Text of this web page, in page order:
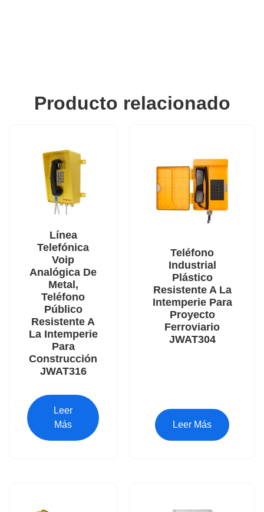
Producto relacionado
Línea
Telefónica
Voip
Analógica De
Metal,
Teléfono
Público
Resistente A
La Intemperie
Para
Construcción
JWAT316
Leer
Más
Teléfono
Industrial
Plástico
Resistente A La
Intemperie Para
Proyecto
Ferroviario
JWAT304
Leer Más